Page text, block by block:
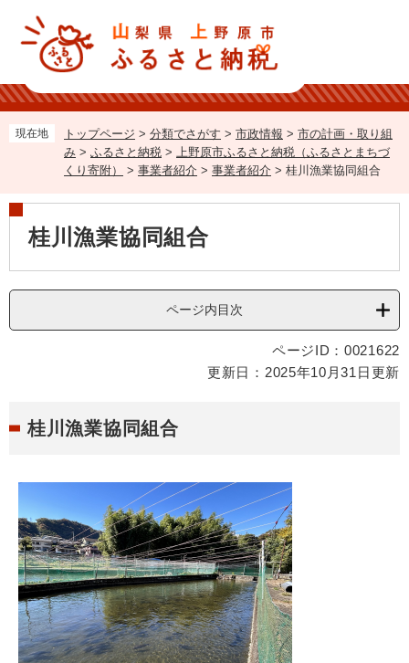
先
頭
を
飛
現在地 トップページ > 分類でさがす > 市政情報 > 市の計画・取り組
み > ふるさと納税 > 上野原市ふるさと納税（ふるさとまちづ
くり寄附）
> 事業者紹介 > 事業者紹介 > 桂川漁業協同組合
本
桂川漁業協同組合
ページ内目次
ページID：0021622
更新日：2025年10月31日更新
桂川漁業協同組合